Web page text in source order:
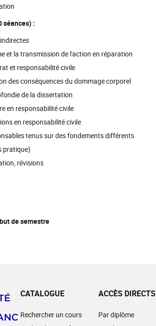
séances) :
et la transmission de l'action en réparation
et responsabilité civile
des conséquences du dommage corporel
de la dissertation
en responsabilité civile
en responsabilité civile
tenus sur des fondements différents
pratique)
révisions
de semestre
CATALOGUE
Rechercher un cours
ACCÈS DIRECTS
Par diplôme